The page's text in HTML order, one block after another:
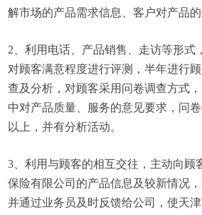
解市场的产品需求信息、客户对产品的
2、利用电话、产品销售、走访等形式
对顾客满意程度进行评测，半年进行
查及分析，对顾客采用问卷调查方式
中对产品质量、服务的意见要求，问
以上，并有分析活动。
3、利用与顾客的相互交往，主动向顾
保险有限公司的产品信息及较新情况
并通过业务员及时反馈给公司，使天